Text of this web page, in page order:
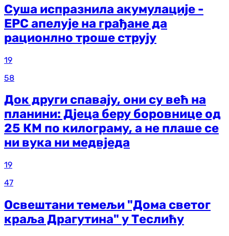
Суша испразнила акумулације -
ЕРС апелује на грађане да
рационлно троше струју
19
58
Док други спавају, они су већ на
планини: Дјеца беру боровнице од
25 КМ по килограму, а не плаше се
ни вука ни медвједа
19
47
Освештани темељи "Дома светог
краља Драгутина" у Теслићу